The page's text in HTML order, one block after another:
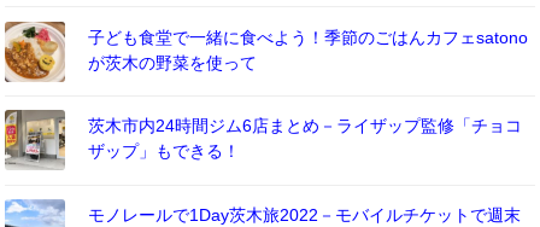
子ども食堂で一緒に食べよう！季節のごはんカフェsatono
が茨木の野菜を使って
茨木市内24時間ジム6店まとめ－ライザップ監修「チョコ
ザップ」もできる！
モノレールで1Day茨木旅2022－モバイルチケットで週末